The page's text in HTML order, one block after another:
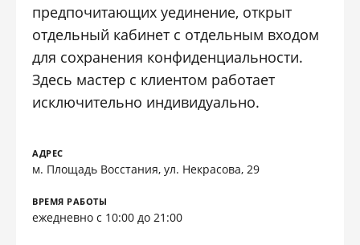
предпочитающих уединение, открыт
отдельный кабинет с отдельным входом
для сохранения конфиденциальности.
Здесь мастер с клиентом работает
исключительно индивидуально.
АДРЕС
м. Площадь Восстания, ул. Некрасова, 29
ВРЕМЯ РАБОТЫ
ежедневно с 10:00 до 21:00